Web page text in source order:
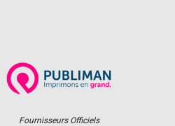
Fournisseurs Officiels